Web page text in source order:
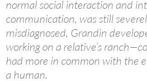
normal social interaction and
communication, was still
misdiagnosed, Grandin
working on a relative’s
had more in common with the
a human.